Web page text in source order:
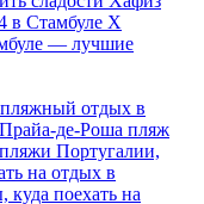
— лучшие